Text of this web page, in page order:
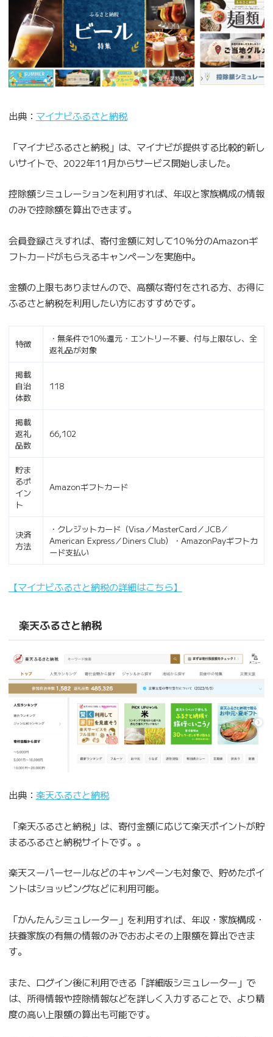
出典： マイナビふるさと納税
「マイナビふるさと納税」は、マイナビが提供する比較的新し
いサイトで、2022年11月からサービス開始しました。
控除額シミュレーションを利用すれば、年収と家族構成の情報
のみで控除額を算出できます。
会員登録さえすれば、寄付金額に対して10％分のAmazonギ
フトカードがもらえるキャンペーンを実施中。
金額の上限もありませんので、高額な寄付をされる方、お得に
ふるさと納税を利用したい方におすすめです。
特徴
・無条件で10%還元・エントリー不要、付与上限なし、全
返礼品が対象
掲載
自治
体数
118
掲載
返礼
品数
66,102
貯ま
るポ
イン
ト
Amazonギフトカード
決済
方法
・クレジットカード（Visa／MasterCard／JCB／
American Express／Diners Club）・AmazonPayギフトカ
ード支払い
【マイナビふるさと納税の詳細はこちら】
楽天ふるさと納税
出典： 楽天ふるさと納税
「楽天ふるさと納税」は、寄付金額に応じて楽天ポイントが貯
まるふるさと納税サイトです。。
楽天スーパーセールなどのキャンペーンも対象で、貯めたポイ
ントはショッピングなどに利用可能。
「かんたんシミュレーター」を利用すれば、年収・家族構成・
扶養家族の有無の情報のみでおおよその上限額を算出できま
す。
また、ログイン後に利用できる「詳細版シミュレーター」で
は、所得情報や控除情報などを詳しく入力することで、より精
度の高い上限額の算出も可能です。